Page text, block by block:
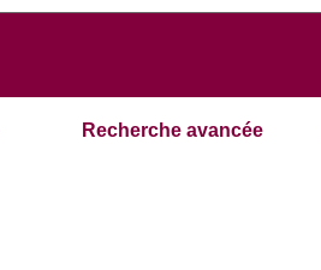
Recherche avancée